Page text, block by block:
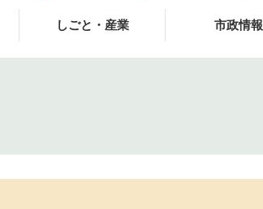
g
e
しごと・産業 市政情報